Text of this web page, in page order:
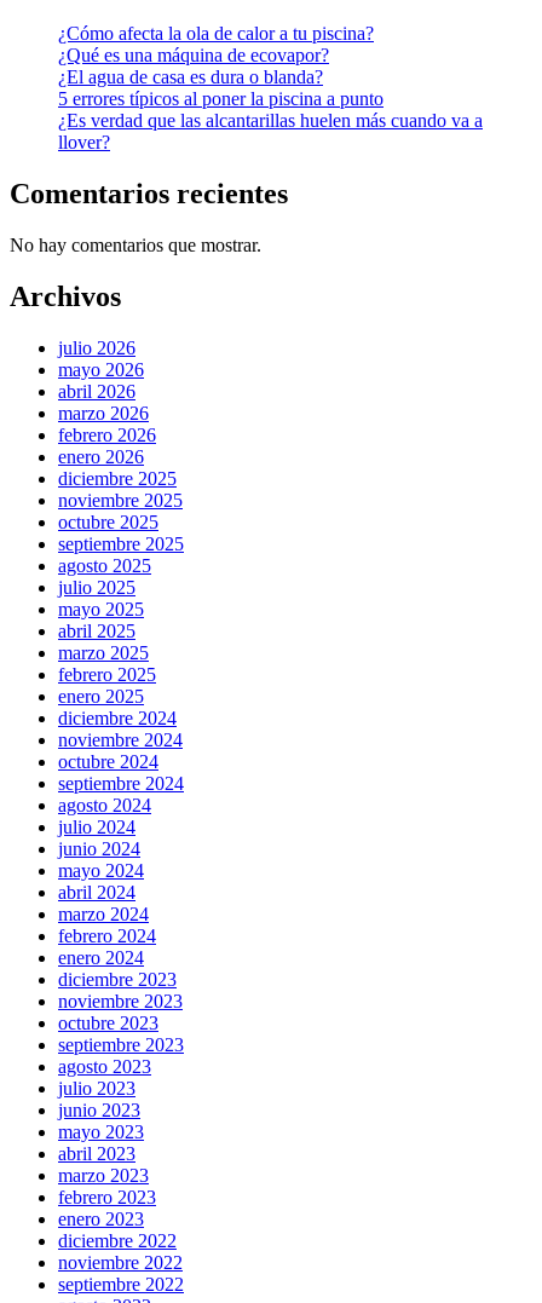
¿Cómo afecta la ola de calor a tu piscina?
¿Qué es una máquina de ecovapor?
¿El agua de casa es dura o blanda?
5 errores típicos al poner la piscina a punto
¿Es verdad que las alcantarillas huelen más cuando va a
llover?
Comentarios recientes
No hay comentarios que mostrar.
Archivos
julio 2026
mayo 2026
abril 2026
marzo 2026
febrero 2026
enero 2026
diciembre 2025
noviembre 2025
octubre 2025
septiembre 2025
agosto 2025
julio 2025
mayo 2025
abril 2025
marzo 2025
febrero 2025
enero 2025
diciembre 2024
noviembre 2024
octubre 2024
septiembre 2024
agosto 2024
julio 2024
junio 2024
mayo 2024
abril 2024
marzo 2024
febrero 2024
enero 2024
diciembre 2023
noviembre 2023
octubre 2023
septiembre 2023
agosto 2023
julio 2023
junio 2023
mayo 2023
abril 2023
marzo 2023
febrero 2023
enero 2023
diciembre 2022
noviembre 2022
septiembre 2022